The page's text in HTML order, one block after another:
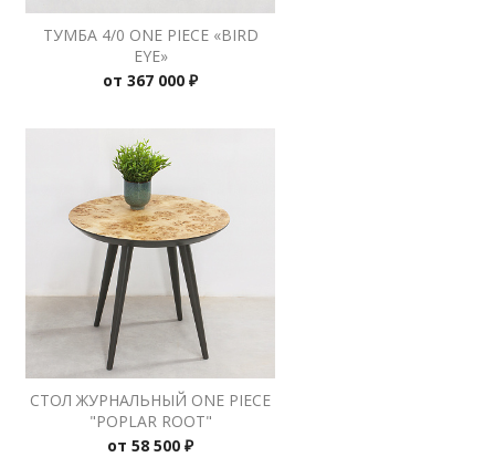
ТУМБА 4/0 ONE PIECE «BIRD
EYE»
от 367 000 ₽
СТОЛ ЖУРНАЛЬНЫЙ ONE PIECE
"POPLAR ROOT"
от 58 500 ₽